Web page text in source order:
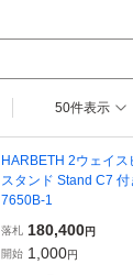
50件表示
HARBETH 2ウェイス
スタンド Stand C7
7650B-1
落札 180,400円
開始 1,000円